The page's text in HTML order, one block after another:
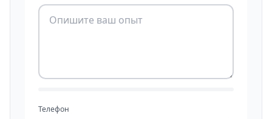
Телефон